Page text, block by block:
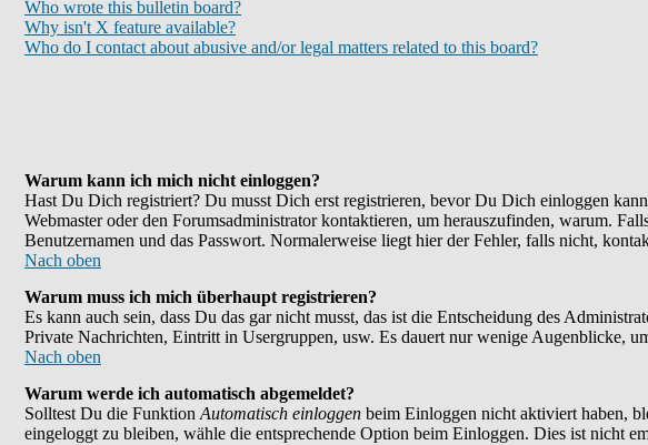
Who wrote this bulletin board?
Why isn't X feature available?
Who do I contact about abusive and/or legal matters related to this board?
Warum kann ich mich nicht einloggen?
Hast Du Dich registriert? Du musst Dich erst registrieren, bevor Du Dich einloggen
Webmaster oder den Forumsadministrator kontaktieren, um herauszufinden, warum.
Benutzernamen und das Passwort. Normalerweise liegt hier der Fehler, falls nicht,
Nach oben
Warum muss ich mich überhaupt registrieren?
Es kann auch sein, dass Du das gar nicht musst, das ist die Entscheidung des
Private Nachrichten, Eintritt in Usergruppen, usw. Es dauert nur wenige Augenblicke,
Nach oben
Warum werde ich automatisch abgemeldet?
Solltest Du die Funktion Automatisch einloggen beim Einloggen nicht aktiviert haben,
eingeloggt zu bleiben, wähle die entsprechende Option beim Einloggen. Dies ist nicht